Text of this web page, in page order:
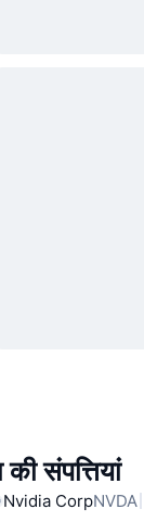
संपत्तियां
Nvidia CorpNVDA